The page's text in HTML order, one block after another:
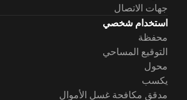
جهات الاتصال
استخدام شخصي
محفظة
التوقيع المساحي
محول
يكسب
مدقق مكافحة غسل الأموال